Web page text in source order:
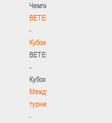
Чемпионат
BETERA
-
Кубок
BETERA
-
Кубок
Международный
турнир
-